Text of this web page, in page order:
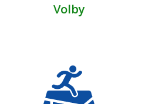
Volby